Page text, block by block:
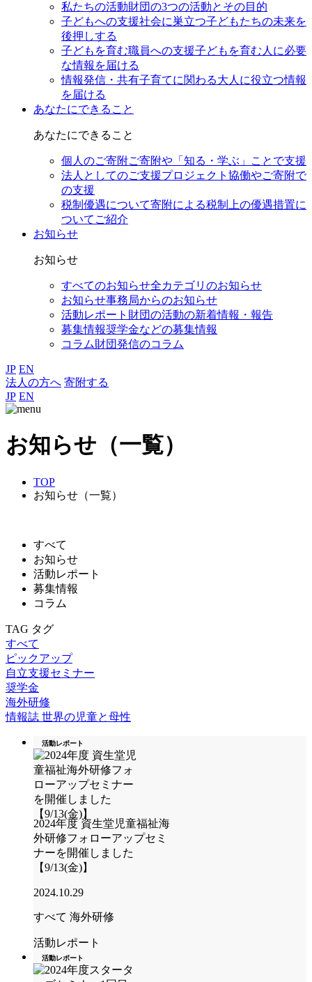
私たちの活動財団の3つの活動とその目的
子どもへの支援社会に巣立つ子どもたちの未来を
後押しする
子どもを育む職員への支援子どもを育む人に必要
な情報を届ける
情報発信・共有子育てに関わる大人に役立つ情報
を届ける
あなたにできること
あなたにできること
個人のご寄附ご寄附や「知る・学ぶ」ことで支援
法人としてのご支援プロジェクト協働やご寄附で
の支援
税制優遇について寄附による税制上の優遇措置に
ついてご紹介
お知らせ
お知らせ
すべてのお知らせ全カテゴリのお知らせ
お知らせ事務局からのお知らせ
活動レポート 財団の活動の新着情報・報告
募集情報奨学金などの募集情報
コラム財団発信のコラム
JP EN
法人の方へ 寄附する
JP EN
お知らせ（一覧）
TOP
お知らせ（一覧）
すべて
お知らせ
活動レポート
募集情報
コラム
TAG タグ
すべて
ピックアップ
自立支援セミナー
奨学金
海外研修
情報誌 世界の児童と母性
活動レポート
2024年度 資生堂児童福祉海
外研修フォローアップセミ
ナーを開催しました
【9/13(金)】
2024.10.29
すべて 海外研修
活動レポート
活動レポート